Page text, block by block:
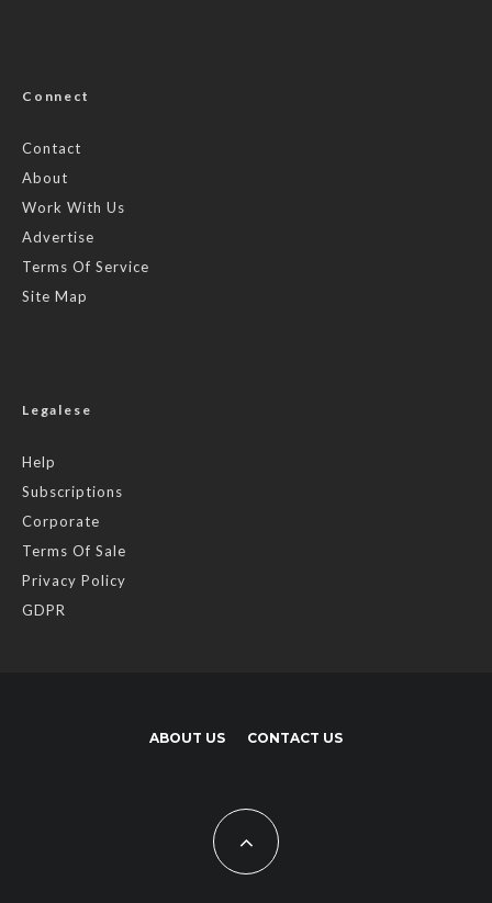
Connect
Contact
About
Work With Us
Advertise
Terms Of Service
Site Map
Legalese
Help
Subscriptions
Corporate
Terms Of Sale
Privacy Policy
GDPR
ABOUT US CONTACT US